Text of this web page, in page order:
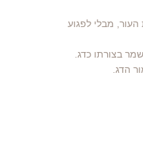
מבלי לפגוע